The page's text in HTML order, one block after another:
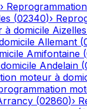
›
(02340)›
à domicile Aizelles
Allemant (
Amifontaine (
Andelain (
moteur à
(02860)›